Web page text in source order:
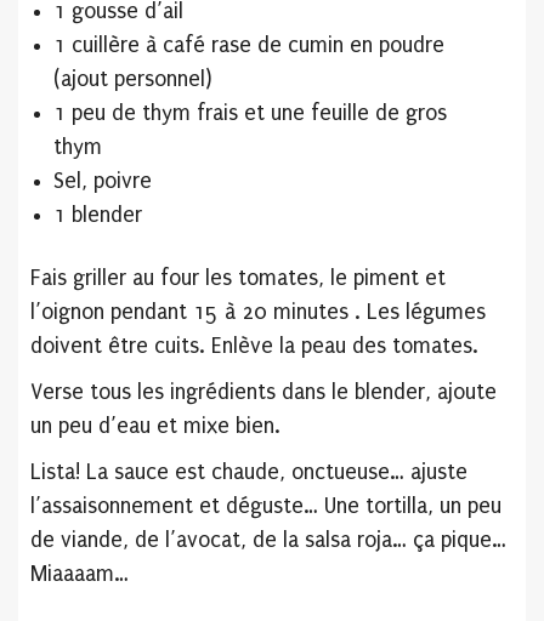
1 gousse d’ail
1 cuillère à café rase de cumin en poudre
(ajout personnel)
1 peu de thym frais et une feuille de gros
thym
Sel, poivre
1 blender
Fais griller au four les tomates, le piment et
l’oignon pendant 15 à 20 minutes . Les légumes
doivent être cuits. Enlève la peau des tomates.
Verse tous les ingrédients dans le blender, ajoute
un peu d’eau et mixe bien.
Lista! La sauce est chaude, onctueuse… ajuste
l’assaisonnement et déguste… Une tortilla, un peu
de viande, de l’avocat, de la salsa roja… ça pique…
Miaaaam…